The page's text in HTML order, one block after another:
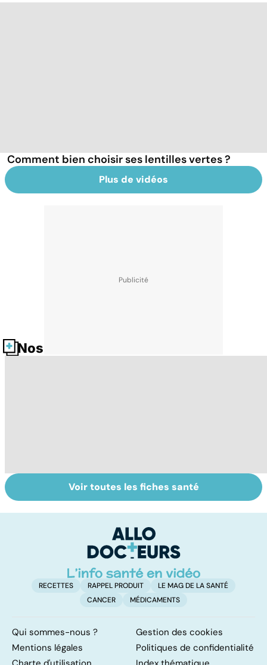
Comment bien choisir ses lentilles vertes ?
Plus de vidéos
Nos fiches santé
Grand froid : nos
conseils
Perturbateurs
endocriniens :
notre santé
Voir toutes les fiches santé
RECETTES RAPPEL PRODUIT
LE MAG DE LA SANTÉ
CANCER
MÉDICAMENTS
Qui sommes-nous ?
Gestion des cookies
Mentions légales
Politiques de confidentialité